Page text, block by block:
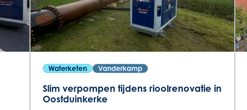
Waterketen Vanderkamp
Slim verpompen tijdens rioolrenovatie in
Oostduinkerke